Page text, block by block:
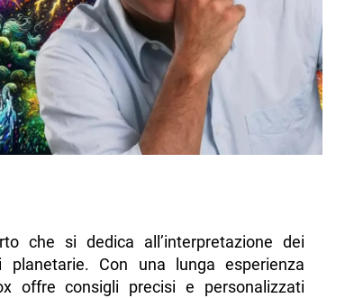
che si dedica all’interpretazione dei
Con una lunga esperienza
offre consigli precisi e personalizzati